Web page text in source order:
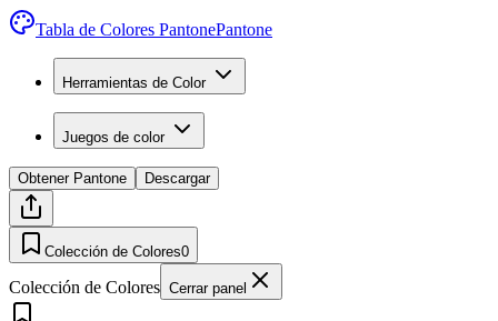
Tabla de Colores PantonePantone
Herramientas de Color
Juegos de color
Obtener Pantone Descargar
Colección de Colores0
Colección de Colores Cerrar panel